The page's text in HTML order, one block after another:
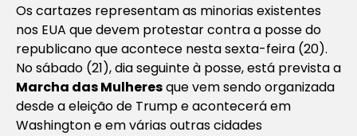
Os cartazes representam as minorias existentes
nos EUA que devem protestar contra a posse do
republicano que acontece nesta sexta-feira (20).
No sábado (21), dia seguinte à posse, está prevista a
Marcha das Mulheresque vem sendo organizada
desde a eleição de Trump e acontecerá em
Washington e em várias outras cidades